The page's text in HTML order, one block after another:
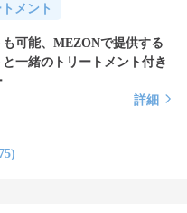
メント
可能、MEZONで提供する
と一緒のトリートメント付き
詳細